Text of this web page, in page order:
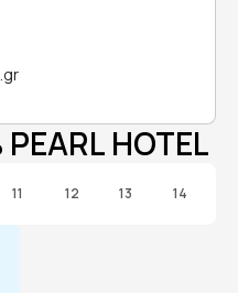
HOTEL
11 12 13 14